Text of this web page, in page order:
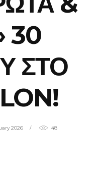
30
ΣΤΟ
2026 48